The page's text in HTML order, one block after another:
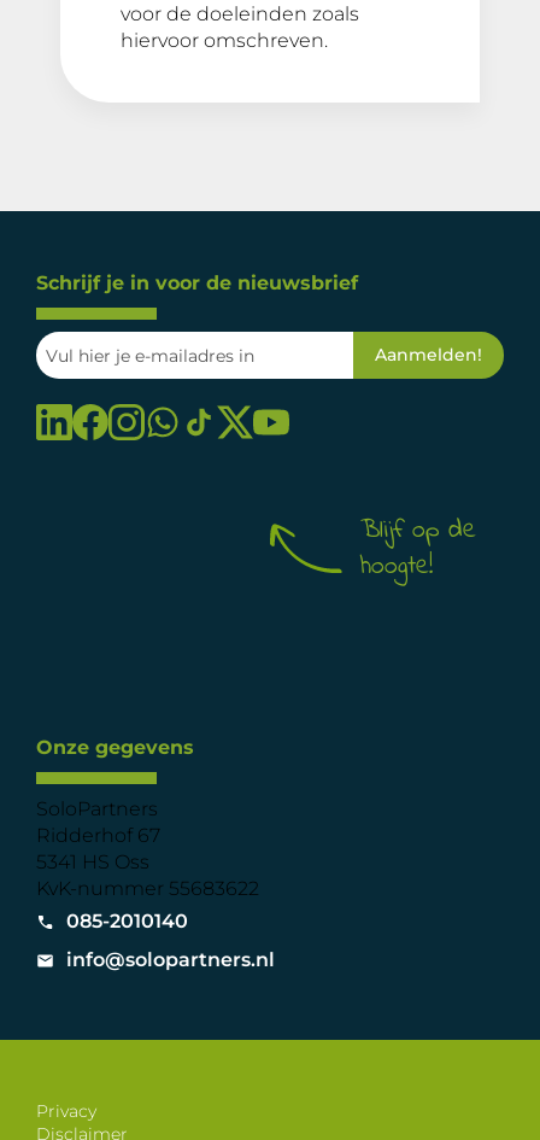
voor de doeleinden zoals
hiervoor omschreven.
Onze gegevens
SoloPartners
Ridderhof 67
5341 HS Oss
KvK-nummer 55683622
085-2010140
info@solopartners.nl
Schrijf je in voor de nieuwsbrief
Blijf op de
hoogte!
Privacy
Disclaimer